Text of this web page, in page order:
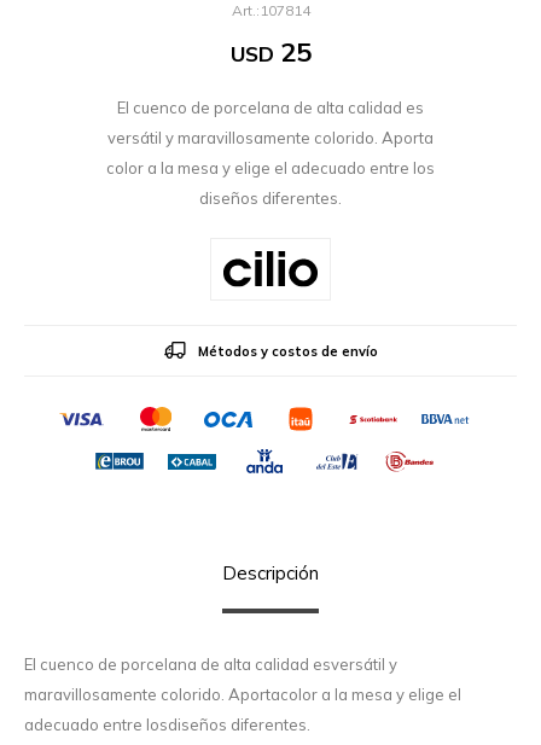
107814
USD 25
El cuenco de porcelana de alta calidad es
versátil y maravillosamente colorido. Aporta
color a la mesa y elige el adecuado entre los
diseños diferentes.
Métodos y costos de envío
Descripción
El cuenco de porcelana de alta calidad esversátil y
maravillosamente colorido. Aportacolor a la mesa y elige el
adecuado entre losdiseños diferentes.